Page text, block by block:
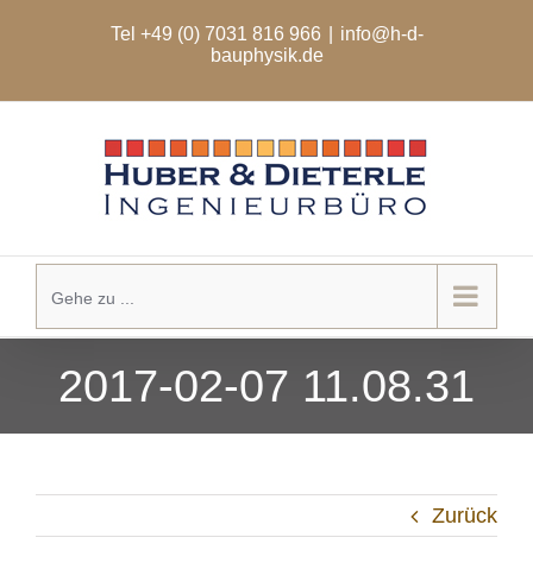
Tel +49 (0) 7031 816 966
info@h-d-
bauphysik.de
Gehe zu ...
2017-02-07 11.08.31
Zurück